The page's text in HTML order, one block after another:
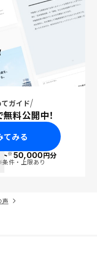
ガイド
料公開中！
てみる
ト※50,000円分
件・上限あり
声